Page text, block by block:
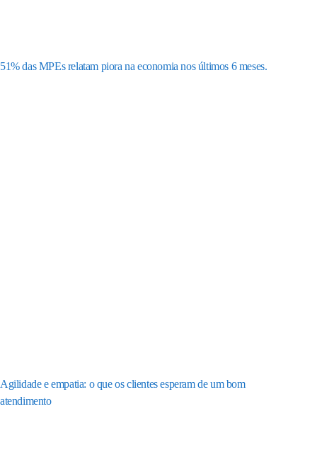
51% das MPEs relatam piora na economia nos últimos 6 meses.
Agilidade e empatia: o que os clientes esperam de um bom
atendimento